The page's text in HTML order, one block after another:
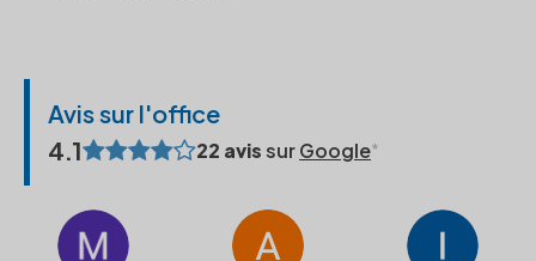
Avis sur l'office
4.1
22 avissurGoogle